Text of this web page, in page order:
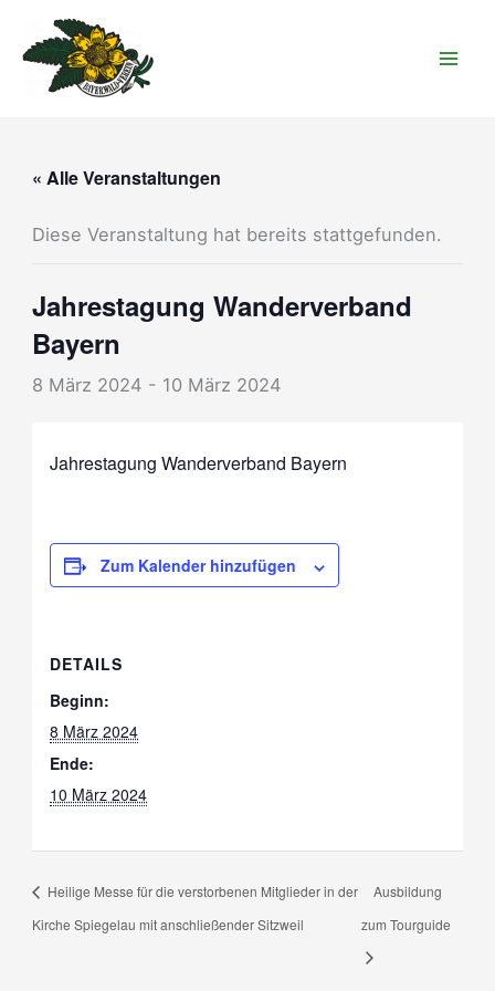
Inhalt
springen
« Alle Veranstaltungen
Diese Veranstaltung hat bereits stattgefunden.
Jahrestagung Wanderverband
Bayern
8 März 2024 - 10 März 2024
Jahrestagung Wanderverband Bayern
Zum Kalender hinzufügen
DETAILS
Beginn:
8 März 2024
Ende:
10 März 2024
Heilige Messe für die verstorbenen Mitglieder in der
Kirche Spiegelau mit anschließender Sitzweil
Ausbildung
zum Tourguide